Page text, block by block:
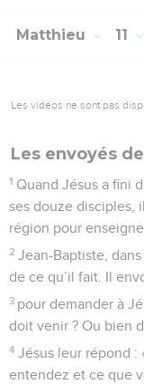
Matthieu 11
Les vidéos ne sont pas
Les envoyés
1 Quand Jésus a fini
ses douze disciples,
région pour
2 Jean-Baptiste,
de ce qu’il fait. Il
3 pour demander à
doit venir ? Ou bien
4 Jésus leur répond :
entendez et ce que